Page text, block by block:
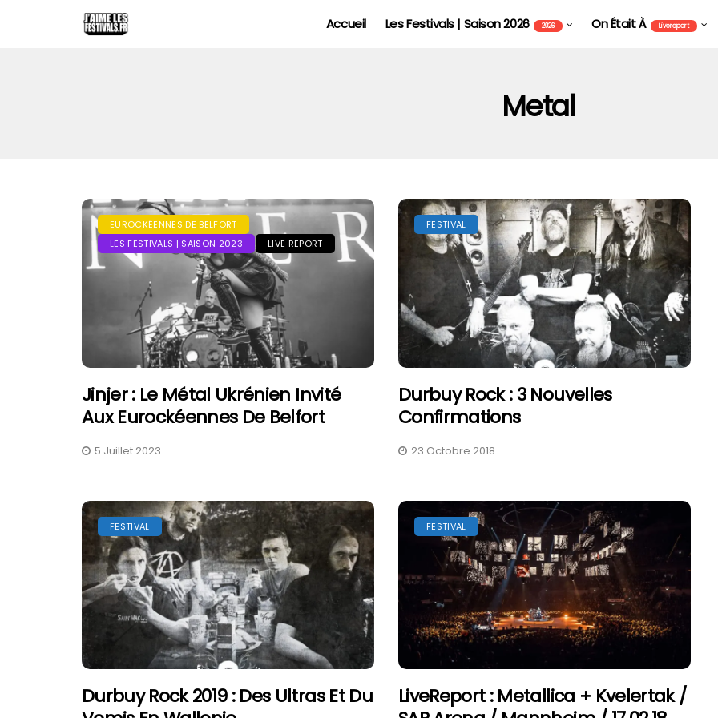
Accueil Les Festivals | Saison 2026 2026 On Était À Livereport
Metal
EUROCKÉENNES DE BELFORT
LES FESTIVALS | SAISON 2023
LIVE REPORT
Jinjer : Le Métal Ukrénien Invité
Aux Eurockéennes De Belfort
5 Juillet 2023
FESTIVAL
Durbuy Rock : 3 Nouvelles
Confirmations
23 Octobre 2018
FESTIVAL
Durbuy Rock 2019 : Des Ultras Et Du
FESTIVAL
LiveReport : Metallica + Kvelertak /
EUROCKÉENNES DE BELFORT
LES FESTIVALS | SAISON 2026
LIVE REPORT
Journée Sous 35 Degrés
7 Juillet 2026